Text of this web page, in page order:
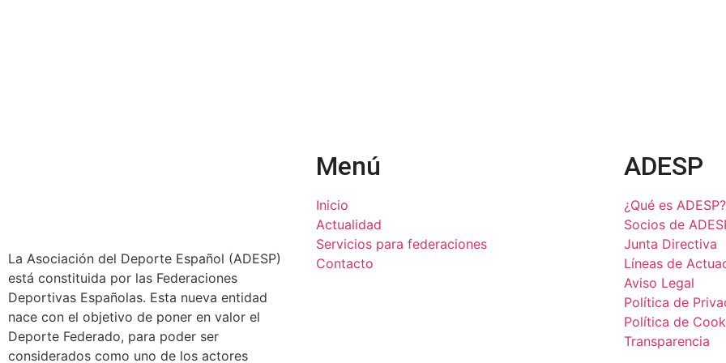
La Asociación del Deporte Español (ADESP)
está constituida por las Federaciones
Deportivas Españolas. Esta nueva entidad
nace con el objetivo de poner en valor el
Deporte Federado, para poder ser
considerados como uno de los actores
Menú
Inicio
Actualidad
Servicios para federaciones
Contacto
ADESP
¿Qué es ADESP?
Socios de
Junta Directiva
Líneas de
Aviso Legal
Política de
Política de
Transparencia